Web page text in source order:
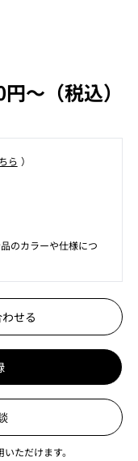
〜（税込）
ら ）
のカラーや仕様につ
せる
ただけます。